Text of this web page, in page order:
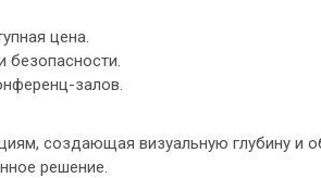
цена.
безопасности.
залов.
создающая визуальную глубину и
решение.